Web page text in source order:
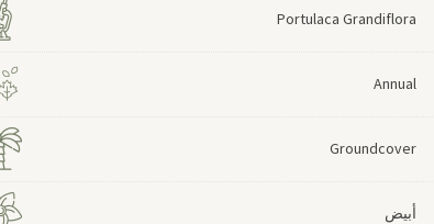
Portulaca Grandiflora
Annual
Groundcover
أبيض